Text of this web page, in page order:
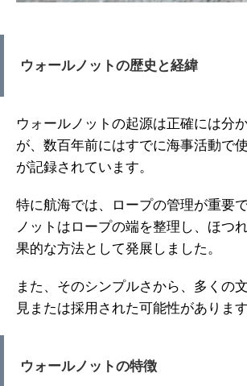
ウォールノットの歴史と経緯
ウォールノットの起源は正確には分
が、数百年前にはすでに海事活動で
が記録されています。
特に航海では、ロープの管理が重要
ノットはロープの端を整理し、ほつ
果的な方法として発展しました。
また、そのシンプルさから、多くの
見または採用された可能性があります
ウォールノットの特徴